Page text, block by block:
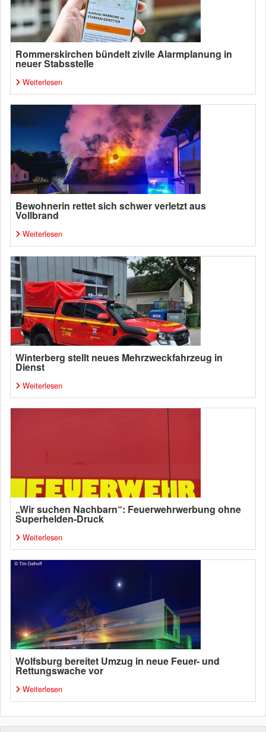
Rommerskirchen bündelt zivile Alarmplanung in
neuer Stabsstelle
Weiterlesen
Bewohnerin rettet sich schwer verletzt aus
Vollbrand
Weiterlesen
Winterberg stellt neues Mehrzweckfahrzeug in
Dienst
Weiterlesen
„Wir suchen Nachbarn“: Feuerwehrwerbung ohne
Superhelden-Druck
Weiterlesen
Wolfsburg bereitet Umzug in neue Feuer- und
Rettungswache vor
Weiterlesen